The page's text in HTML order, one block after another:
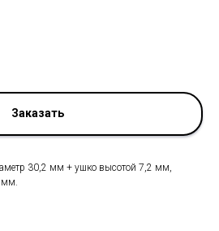
Заказать
30,2 мм + ушко высотой 7,2 мм,